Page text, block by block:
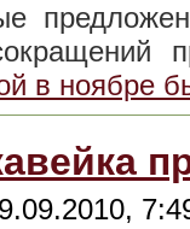
в ноябре